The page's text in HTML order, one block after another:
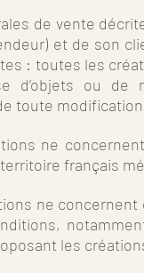
de vente
et de son
: toutes les
d’objets ou
toute modification
ne
français
ne concernent
les